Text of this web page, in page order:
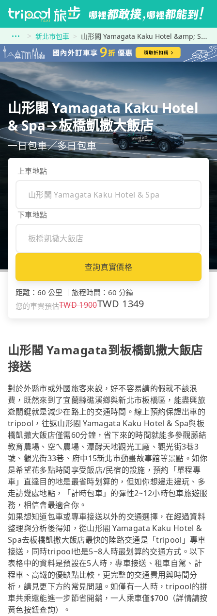
新北市包車 山形閣 Yamagata Kaku Hotel &amp; Spa到板橋凱撒大飯店
山形閣 Yamagata Kaku Hotel
& Spa→板橋凱撒大飯店
一日包車／多日包車
上車地點
下車地點
查詢真實價格
距離 ： 60 公里 旅程時間 ： 60 分鐘
您的車資預估TWD1900TWD 1349
山形閣 Yamagata到板橋凱撒大飯店
接送
對於外縣市或外國旅客來說，好不容易請的假就不該浪
費，既然來到了宜蘭縣礁溪鄉與新北市板橋區，能盡興旅
遊關鍵就是減少在路上的交通時間。線上預約保證出車的
tripool，往返山形閣 Yamagata Kaku Hotel & Spa與板
橋凱撒大飯店僅需60分鐘，省下來的時間就能多參觀藤結
教育農場、空ㄟ農場、潭酵天地觀光工廠、觀光街3巷3
號、觀光街33巷、府中15新北市動畫故事館等景點。如你
是希望花多點時間享受飯店/民宿的設施，預約「單程專
車」直達目的地是最省時划算的，但如你想邊走邊玩、多
走訪幾處地點，「計時包車」的彈性2~12小時包車旅遊服
務，相信會最適合你。
如果想知道包車或專車接送以外的交通選擇，在經過資料
整理與分析後得知，從山形閣 Yamagata Kaku Hotel &
Spa去板橋凱撒大飯店最快的陸路交通是「tripool」專車
接送，同時tripool也是5~8人時最划算的交通方式。以下
表格中的資料是預設在5人時，專車接送、租車自駕、計
程車、高鐵的優缺點比較，更完整的交通費用與時間分
析，請見更下方的常見問題。如僅有一人時，tripool的拼
車共乘還能進一步節省開銷，一人乘車僅$700（詳情請按
黃色按鈕查詢）。